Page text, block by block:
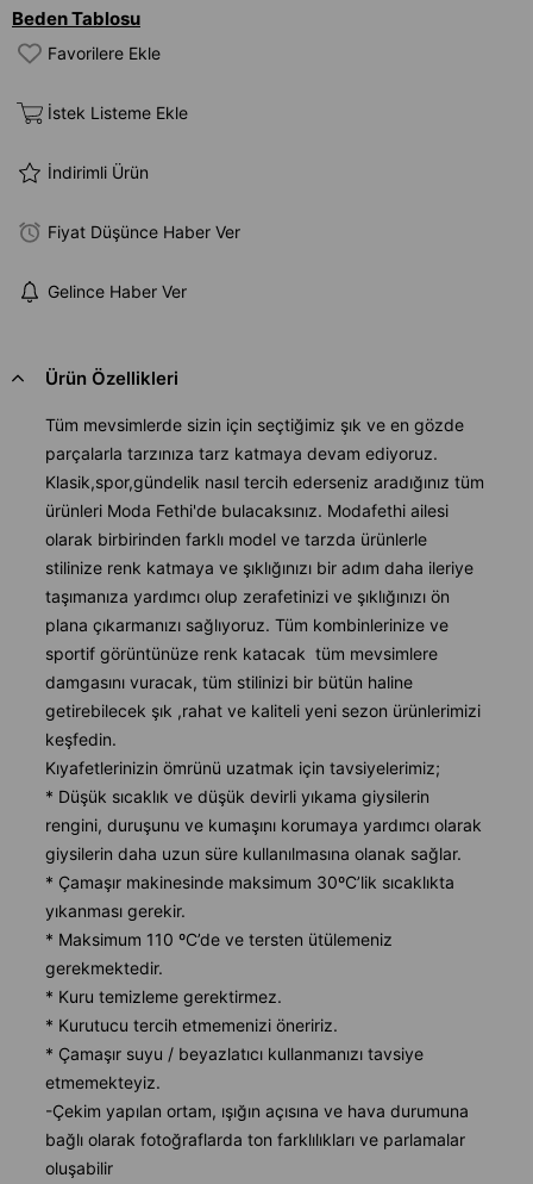
Beden Tablosu
Favorilere Ekle
İstek Listeme Ekle
İndirimli Ürün
Fiyat Düşünce Haber Ver
Gelince Haber Ver
Ürün Özellikleri
Tüm mevsimlerde sizin için seçtiğimiz şık ve en gözde
parçalarla tarzınıza tarz katmaya devam ediyoruz.
Klasik,spor,gündelik nasıl tercih ederseniz aradığınız tüm
ürünleri Moda Fethi'de bulacaksınız. Modafethi ailesi
olarak birbirinden farklı model ve tarzda ürünlerle
stilinize renk katmaya ve şıklığınızı bir adım daha ileriye
taşımanıza yardımcı olup zerafetinizi ve şıklığınızı ön
plana çıkarmanızı sağlıyoruz. Tüm kombinlerinize ve
sportif görüntünüze renk katacak tüm mevsimlere
damgasını vuracak, tüm stilinizi bir bütün haline
getirebilecek şık ,rahat ve kaliteli yeni sezon ürünlerimizi
keşfedin.
Kıyafetlerinizin ömrünü uzatmak için tavsiyelerimiz;
* Düşük sıcaklık ve düşük devirli yıkama giysilerin
rengini, duruşunu ve kumaşını korumaya yardımcı olarak
giysilerin daha uzun süre kullanılmasına olanak sağlar.
* Çamaşır makinesinde maksimum 30ºC’lik sıcaklıkta
yıkanması gerekir.
* Maksimum 110 ºC’de ve tersten ütülemeniz
gerekmektedir.
* Kuru temizleme gerektirmez.
* Kurutucu tercih etmemenizi öneririz.
* Çamaşır suyu / beyazlatıcı kullanmanızı tavsiye
etmemekteyiz.
-Çekim yapılan ortam, ışığın açısına ve hava durumuna
bağlı olarak fotoğraflarda ton farklılıkları ve parlamalar
oluşabilir